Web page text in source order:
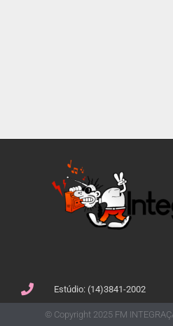
Estúdio: (14)3841-2002
© Copyright 2025 FM